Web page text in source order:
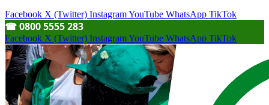
Facebook X (Twitter) InstagramYouTube WhatsApp TikTok
☎︎ 0800 5555 283
Facebook X (Twitter) InstagramYouTube WhatsApp TikTok